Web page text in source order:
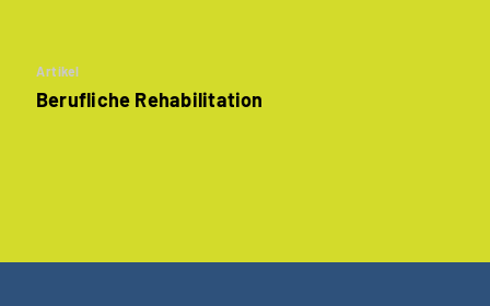
Artikel
Berufliche Rehabilitation